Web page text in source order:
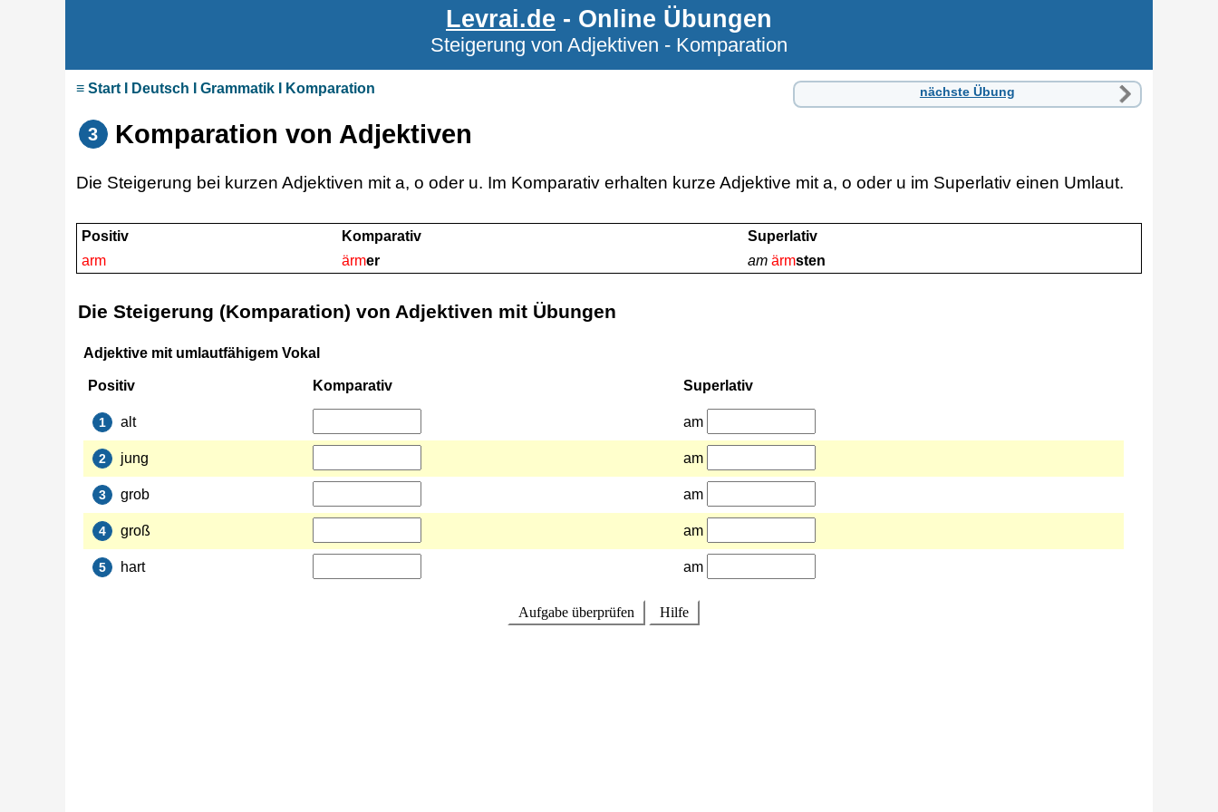
Levrai.de - Online Übungen
Steigerung von Adjektiven - Komparation
≡ Start I Deutsch I Grammatik I Komparation nächste Übung
3 Komparation von Adjektiven
Die Steigerung bei kurzen Adjektiven mit a, o oder u. Im Komparativ erhalten kurze Adjektive mit a, o oder u im Superlativ einen Umlaut.
Positiv Komparativ
Superlativ
arm
ärmer am ärmsten
Die Steigerung (Komparation) von Adjektiven mit Übungen